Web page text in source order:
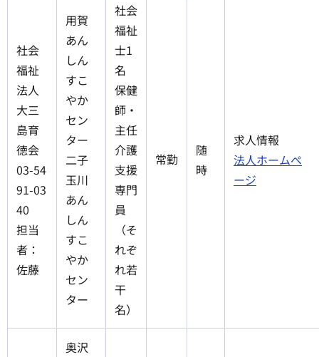
社会
福祉
法人
大三
島育
徳会
03-54
91-03
40
担当
者：
佐藤
用賀
あん
しん
すこ
やか
セン
ター
二子
玉川
あん
しん
すこ
やか
セン
ター
社会
福祉
士1
名
保健
師・
主任
介護
支援
専門
員
（そ
れぞ
れ若
干
名）
常勤
随
時
求人情報
法人ホームペ
ージ
奥沢